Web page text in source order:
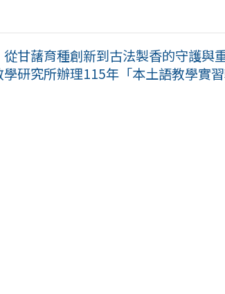
甘藷育種創新到古法製香的守護與
研究所辦理115年「本土語教學實